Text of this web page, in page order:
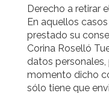
Derecho a retirar
En aquellos
prestado su
Corina Roselló
datos
momento dicho
sólo tiene que